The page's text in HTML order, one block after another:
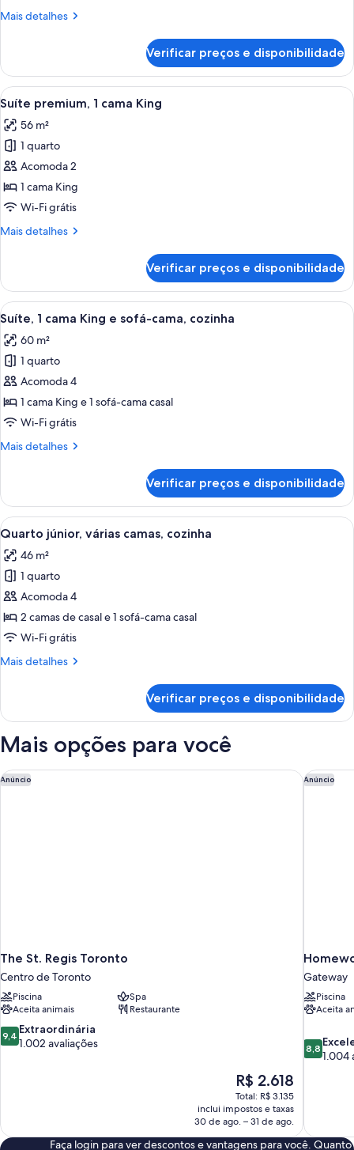
cama
Mais detalhes
Mais
luxo,
cama
Verificar preços e disponibilidade
Carrega
todas
as
fotos
de
Suíte
premium,
cama
Quarto de hotel com um espelho
6
Suíte premium, 1 cama King
56 m²
1 quarto
Acomoda 2
1 cama King
Wi-Fi grátis
Mais detalhes
Mais
premium,
cama
Verificar preços e disponibilidade
Carrega
todas
as
fotos
de
Suíte,
1
King
cama,
cozinha
Quarto de hotel com cama, sofá,
7
Suíte, 1 cama King e sofá-cama, cozinha
60 m²
1 quarto
Acomoda 4
1 cama King e 1 sofá-cama casal
Wi-Fi grátis
Mais detalhes
Mais
1
cama
King
sofá-
cama,
cozinha
Verificar preços e disponibilidade
Carrega
todas
as
fotos
de
Quarto
júnior,
camas,
Quarto de hotel moderno com
5
Quarto júnior, várias camas, cozinha
46 m²
1 quarto
Acomoda 4
2 camas de casal e 1 sofá-cama casal
Wi-Fi grátis
Mais detalhes
Mais
júnior,
camas,
Verificar preços e disponibilidade
Mais opções para você
Anúncio
The St. Regis Toronto
Centro de Toronto
Piscina
Spa
Aceita animais
Restaurante
9.4
de
9,4 Extraordinária
1.002 avaliações
O
preço
é
de
R$ 2.618
R$ 2.618
Total: R$ 3.135
inclui impostos e taxas
30 de ago. – 31 de ago.
The St. Regis Toronto Anúncio
Gateway
Piscina
Aceita
8.8
de
8,8
1.004
Faça login para ver descontos e vantagens para você. Quanto